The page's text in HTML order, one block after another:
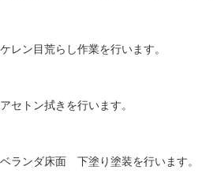
ケレン目荒らし作業を行います。
アセトン拭きを行います。
ベランダ床面 下塗り塗装を行います。